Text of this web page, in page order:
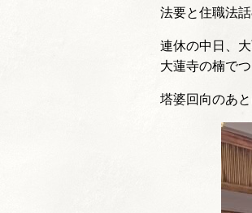
法要と住職法
連休の中日、
大蓮寺の楠で
塔婆回向のあ